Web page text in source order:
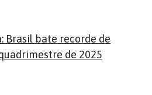
Brasil bate recorde de
de 2025